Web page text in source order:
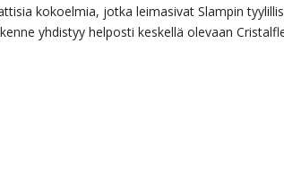
kokoelmia, jotka leimasivat Slampin
yhdistyy helposti keskellä olevaan